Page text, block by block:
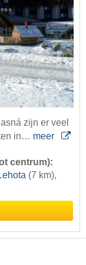
zijn er veel
in… meer
centrum):
(7 km),